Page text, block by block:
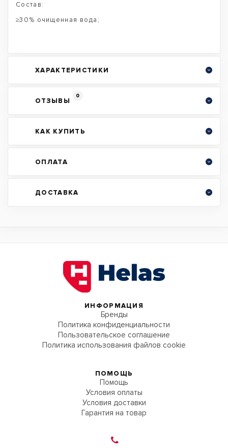
Состав:
≥30% очищенная вода;
ХАРАКТЕРИСТИКИ
ОТЗЫВЫ
0
КАК КУПИТЬ
ОПЛАТА
ДОСТАВКА
ИНФОРМАЦИЯ
Бренды
Политика конфиденциальности
Пользовательское соглашение
Политика использования файлов cookie
ПОМОЩЬ
Помощь
Условия оплаты
Условия доставки
Гарантия на товар